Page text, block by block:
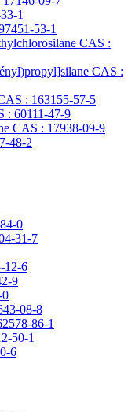
1
53-1
CAS :
CAS :
: 163155-57-5
: 60111-47-9
CAS : 17938-09-9
48-2
0
31-7
12-6
9
0
08-8
86-1
50-1
6